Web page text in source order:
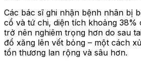
Các bác sĩ ghi nhận bệnh nhân bị
cổ và tứ chi, diện tích khoảng 38%
trở nên nghiêm trọng hơn do sau
đổ xăng lên vết bỏng – một cách
tổn thương lan rộng và sâu hơn.